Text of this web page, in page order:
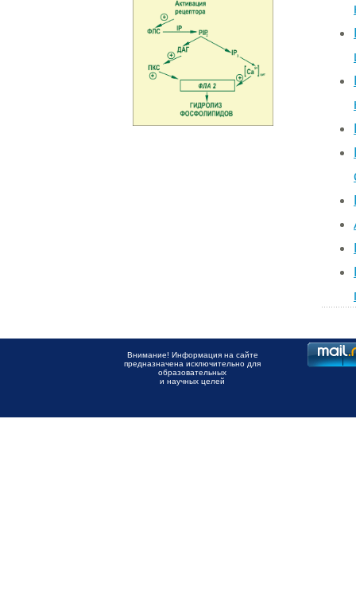
Внимание! Информация на сайте
предназначена исключительно для
образовательных
и научных целей